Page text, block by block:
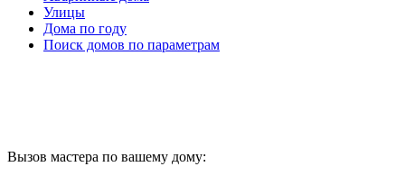
Улицы
Дома по году
Поиск домов по параметрам
Вызов мастера по вашему дому: